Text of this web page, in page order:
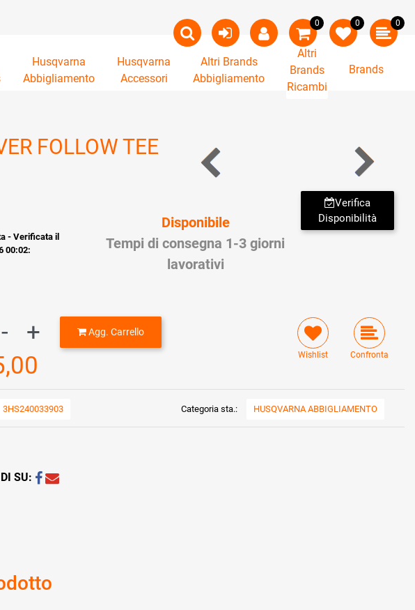
0 0 0
Husqvarna
Abbigliamento
Husqvarna
Accessori
Altri Brands
Abbigliamento
Altri
Brands
Ricambi
Brands
FOLLOW TEE
- Verificata il
00:02:
Verifica
Disponibilità
Disponibile
Tempi di consegna 1-3 giorni
lavorativi
Agg. Carrello
Wishlist Confronta
3HS240033903 Categoria sta.: HUSQVARNA ABBIGLIAMENTO
SU: